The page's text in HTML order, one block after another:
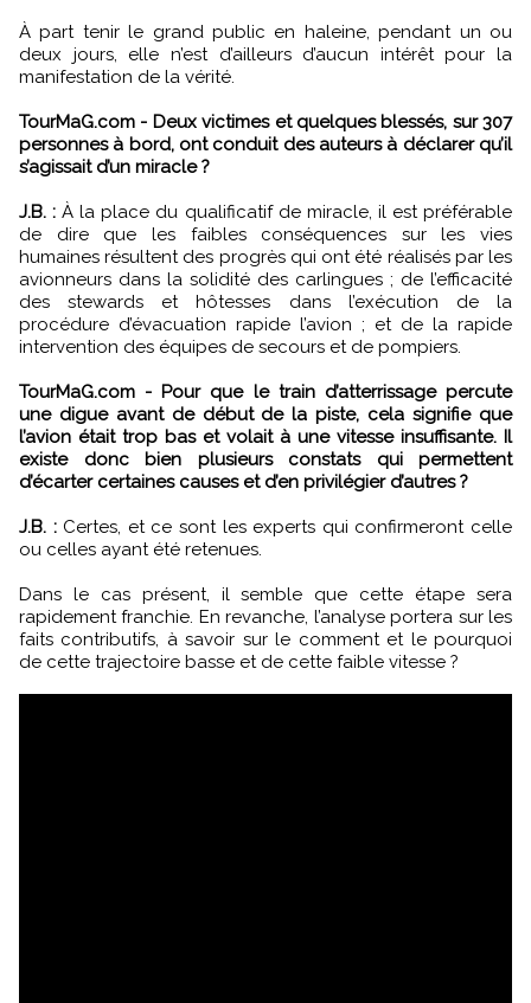
À part tenir le grand public en haleine, pendant un ou
deux jours, elle n’est d’ailleurs d’aucun intérêt pour la
manifestation de la vérité.
TourMaG.com - Deux victimes et quelques blessés, sur 307
personnes à bord, ont conduit des auteurs à déclarer qu’il
s’agissait d’un miracle ?
J.B. : À la place du qualificatif de miracle, il est préférable
de dire que les faibles conséquences sur les vies
humaines résultent des progrès qui ont été réalisés par les
avionneurs dans la solidité des carlingues ; de l’efficacité
des stewards et hôtesses dans l’exécution de la
procédure d’évacuation rapide l’avion ; et de la rapide
intervention des équipes de secours et de pompiers.
TourMaG.com - Pour que le train d’atterrissage percute
une digue avant de début de la piste, cela signifie que
l’avion était trop bas et volait à une vitesse insuffisante. Il
existe donc bien plusieurs constats qui permettent
d’écarter certaines causes et d’en privilégier d’autres ?
J.B. :Certes, et ce sont les experts qui confirmeront celle
ou celles ayant été retenues.
Dans le cas présent, il semble que cette étape sera
rapidement franchie. En revanche, l’analyse portera sur les
faits contributifs, à savoir sur le comment et le pourquoi
de cette trajectoire basse et de cette faible vitesse ?